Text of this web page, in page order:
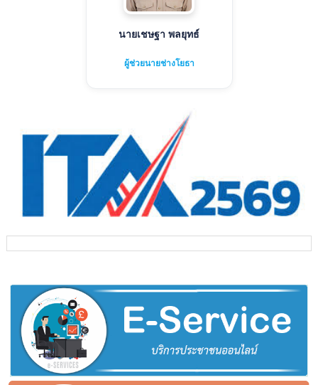
นายเชษฐา พลยุทธ์
ผู้ช่วยนายช่างโยธา